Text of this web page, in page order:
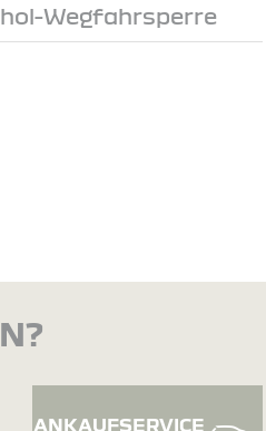
Wegfahrsperre
ANKAUFSERVICE